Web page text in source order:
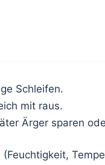
Schleifen.
mit raus.
Ärger sparen